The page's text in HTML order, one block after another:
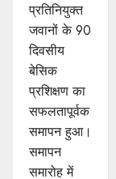
प्रतिनियुक्त
जवानों के 90
दिवसीय
बेसिक
प्रशिक्षण का
सफलतापूर्वक
समापन हुआ।
समापन
समारोह में